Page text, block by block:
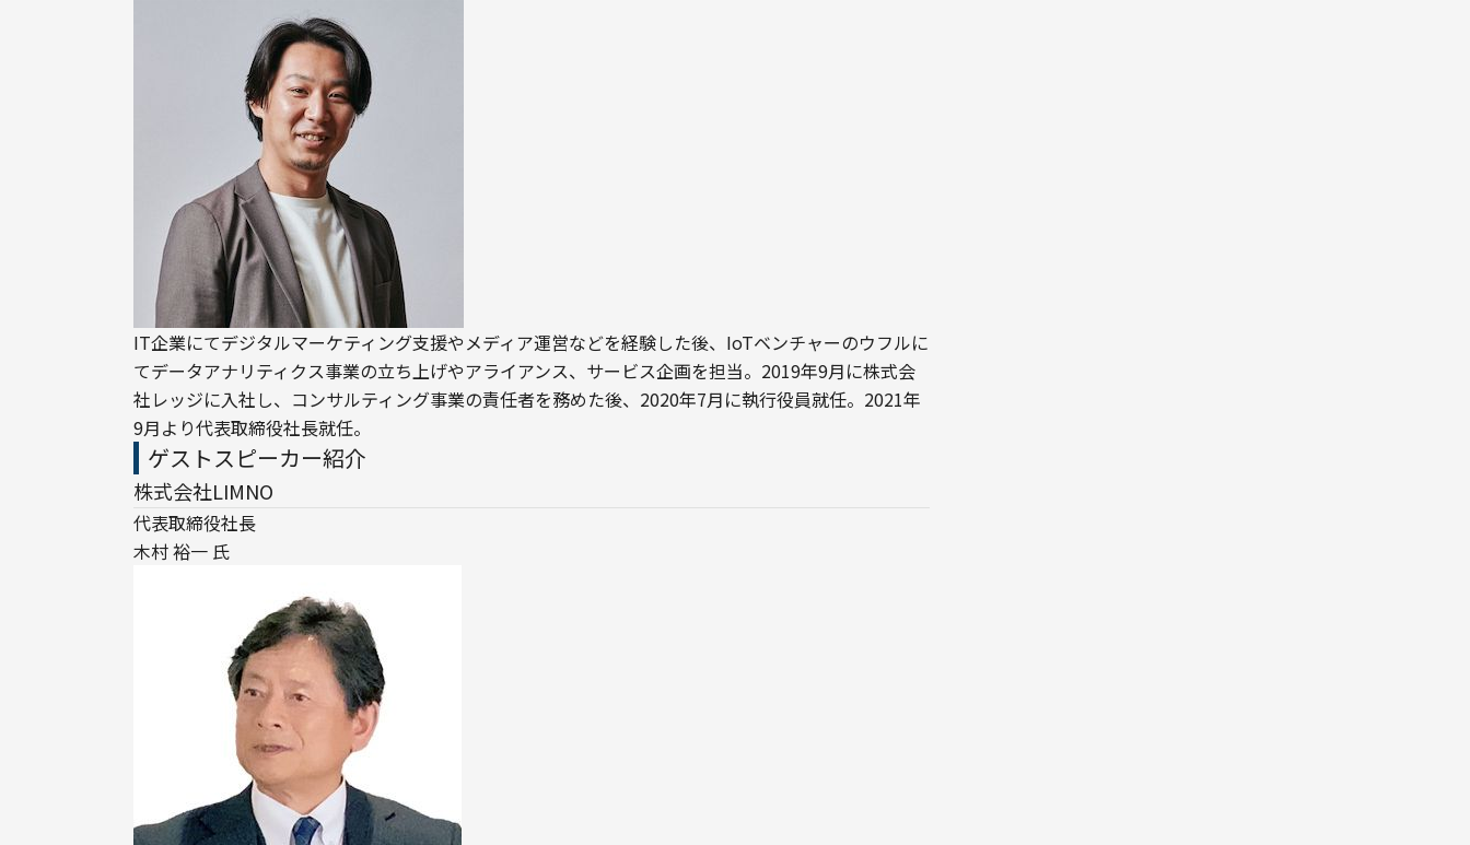
IT企業にてデジタルマーケティング支援やメディア運営などを経験した後、IoTベンチャーのウフルに
てデータアナリティクス事業の立ち上げやアライアンス、サービス企画を担当。2019年9月に株式会
社レッジに入社し、コンサルティング事業の責任者を務めた後、2020年7月に執行役員就任。2021年
9月より代表取締役社長就任。
ゲストスピーカー紹介
株式会社LIMNO
代表取締役社長
木村 裕一 氏